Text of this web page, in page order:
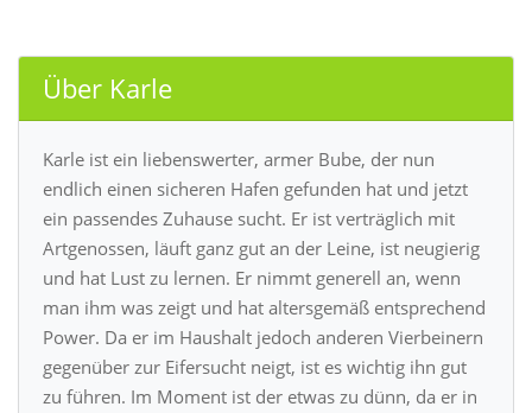
Über Karle
Karle ist ein liebenswerter, armer Bube, der nun
endlich einen sicheren Hafen gefunden hat und jetzt
ein passendes Zuhause sucht. Er ist verträglich mit
Artgenossen, läuft ganz gut an der Leine, ist neugierig
und hat Lust zu lernen. Er nimmt generell an, wenn
man ihm was zeigt und hat altersgemäß entsprechend
Power. Da er im Haushalt jedoch anderen Vierbeinern
gegenüber zur Eifersucht neigt, ist es wichtig ihn gut
zu führen. Im Moment ist der etwas zu dünn, da er in